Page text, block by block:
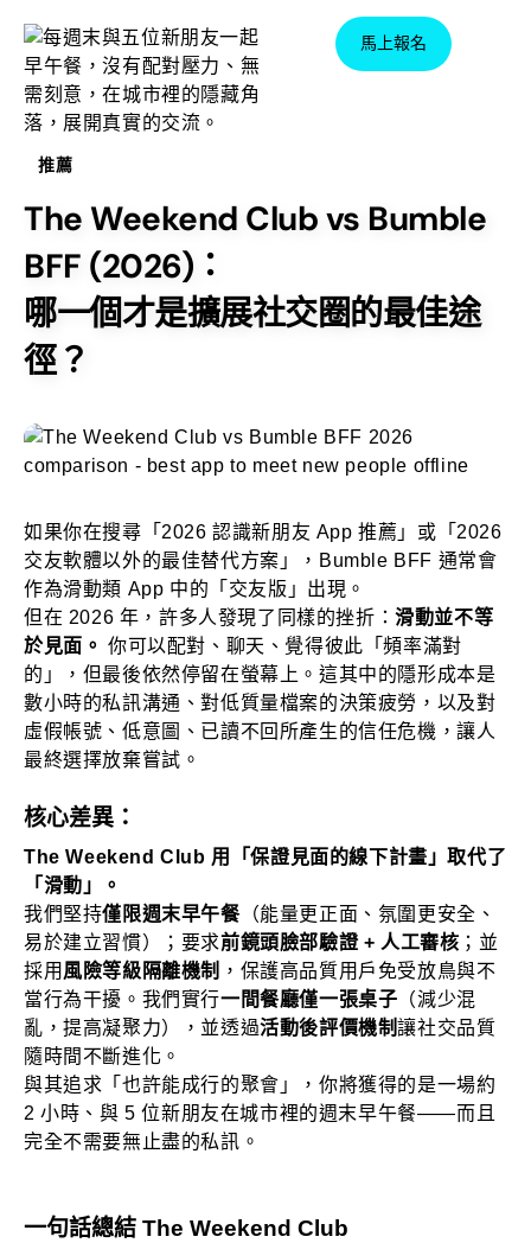
馬上報名
馬上報名
推薦
The Weekend Club vs Bumble
BFF (2026)：
哪一個才是擴展社交圈的最佳途
徑？
如果你在搜尋「2026 認識新朋友 App 推薦」或「2026
交友軟體以外的最佳替代方案」，Bumble BFF 通常會
作為滑動類 App 中的「交友版」出現。
但在 2026 年，許多人發現了同樣的挫折：滑動並不等
於見面。 你可以配對、聊天、覺得彼此「頻率滿對
的」，但最後依然停留在螢幕上。這其中的隱形成本是
數小時的私訊溝通、對低質量檔案的決策疲勞，以及對
虛假帳號、低意圖、已讀不回所產生的信任危機，讓人
最終選擇放棄嘗試。
核心差異：
The Weekend Club 用「保證見面的線下計畫」取代了
「滑動」。
我們堅持僅限週末早午餐（能量更正面、氛圍更安全、
易於建立習慣）；要求前鏡頭臉部驗證 + 人工審核 ；並
採用 風險等級隔離機制 ，保護高品質用戶免受放鳥與不
當行為干擾。我們實行一間餐廳僅一張桌子 （減少混
亂，提高凝聚力），並透過活動後評價機制讓社交品質
隨時間不斷進化。
與其追求「也許能成行的聚會」，你將獲得的是一場約
2 小時、與 5 位新朋友在城市裡的週末早午餐——而且
完全不需要無止盡的私訊。
一句話總結 The Weekend Club